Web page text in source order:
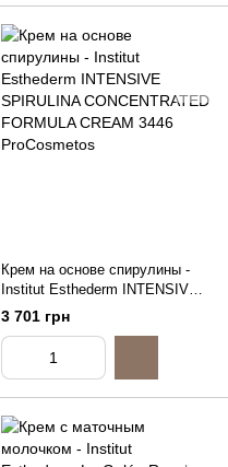
Крем на основе спирулины -
Institut Esthederm INTENSIVE
SPIRULINA CONCENTRATED
FORMULA CREAM, 50ml
3 701 грн